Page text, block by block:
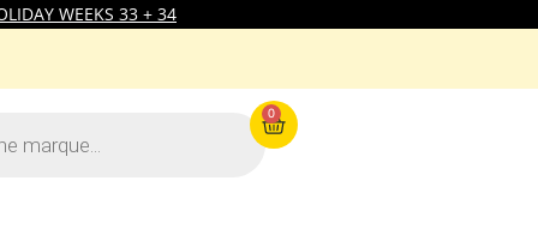
WEEKS 33 + 34
0